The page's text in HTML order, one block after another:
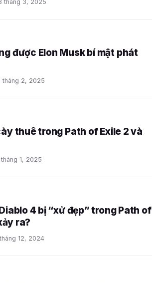
tháng 3, 2025
được Elon Musk bí mật phát
tháng 2, 2025
thuê trong Path of Exile 2 và
tháng 1, 2025
4 bị “xử đẹp” trong Path of
ra?
tháng 12, 2024